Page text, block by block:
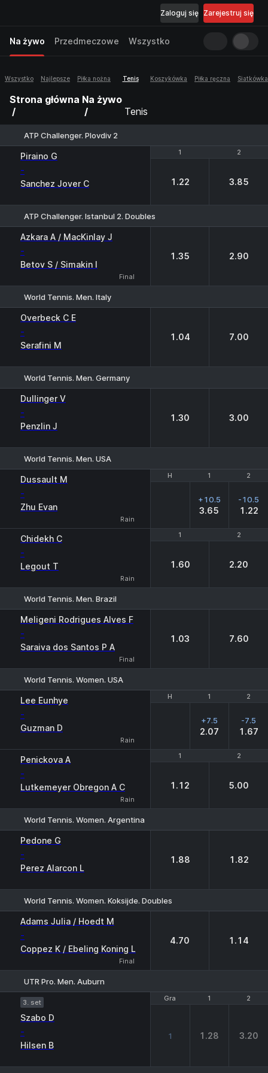
Zarejestruj się
Zaloguj się
Na żywo Przedmeczowe Wszystko
Wszystko Najlepsze Piłka nożna Tenis Koszykówka Piłka ręczna Siatkówka
Strona główna Na żywo
Tenis
ATP Challenger. Plovdiv 2
1 2
Piraino G
-
Sanchez Jover C
1 2
1.22 3.85
ATP Challenger. Istanbul 2. Doubles
Azkara A / MacKinlay J
-
Betov S / Simakin I
Final
1.35 2.90
World Tennis. Men. Italy
Overbeck C E
-
Serafini M
1.04 7.00
World Tennis. Men. Germany
Dullinger V
-
Penzlin J
1.30 3.00
World Tennis. Men. USA
H 1 2
Dussault M
-
Zhu Evan
Rain
H 1 2
+10.5
3.65
-10.5
1.22
1 2
Chidekh C
-
Legout T
Rain
1 2
1.60 2.20
World Tennis. Men. Brazil
Meligeni Rodrigues Alves F
-
Saraiva dos Santos P A
Final
1.03 7.60
World Tennis. Women. USA
H 1 2
Lee Eunhye
-
Guzman D
Rain
H 1 2
+7.5
2.07
-7.5
1.67
1 2
Penickova A
-
Lutkemeyer Obregon A C
Rain
1 2
1.12 5.00
World Tennis. Women. Argentina
Pedone G
-
Perez Alarcon L
1.88 1.82
World Tennis. Women. Koksijde. Doubles
Adams Julia / Hoedt M
-
Coppez K / Ebeling Koning L
Final
4.70 1.14
UTR Pro. Men. Auburn
Gra 1 2
3. set
Szabo D
-
Hilsen B
Gra 1 2
1 1.28 3.20